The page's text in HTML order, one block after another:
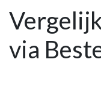
via